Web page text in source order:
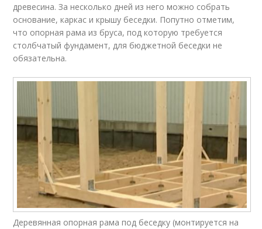
древесина. За несколько дней из него можно собрать
основание, каркас и крышу беседки. Попутно отметим,
что опорная рама из бруса, под которую требуется
столбчатый фундамент, для бюджетной беседки не
обязательна.
Деревянная опорная рама под беседку (монтируется на